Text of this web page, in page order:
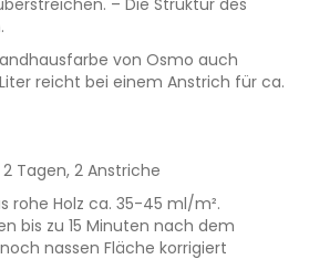
– Die Struktur des
von Osmo auch
reicht bei einem Anstrich für ca.
Tagen, 2 Anstriche
rohe Holz ca. 35-45 ml/m².
bis zu 15 Minuten nach dem
nassen Fläche korrigiert